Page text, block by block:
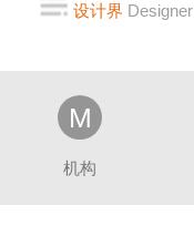
设计界 Designer
M
机构